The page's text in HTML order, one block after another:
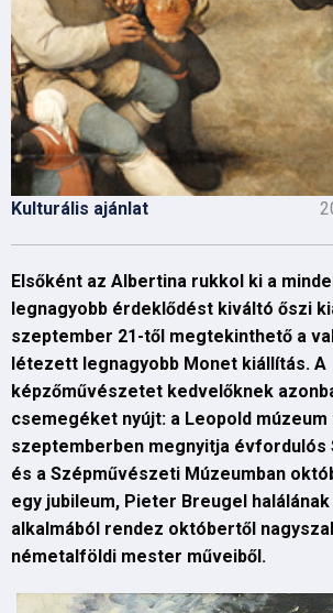
Kulturális ajánlat
Elsőként az Albertina rukkol ki a
legnagyobb érdeklődést kiváltó őszi
szeptember 21-től megtekinthető a
létezett legnagyobb Monet kiállítás. A
képzőművészetet kedvelőknek
csemegéket nyújt: a Leopold múzeum
szeptemberben megnyitja évfordulós
és a Szépművészeti Múzeumban
egy jubileum, Pieter Breugel
alkalmából rendez októbertől
németalföldi mester műveiből.